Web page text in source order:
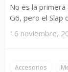
No es la
G6, pero el Slap
16 noviembre,
Accesorios